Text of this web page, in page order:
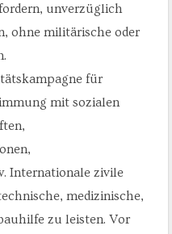
unverzüglich
ohne militärische oder
für
mit sozialen
Internationale zivile
medizinische,
zu leisten. Vor